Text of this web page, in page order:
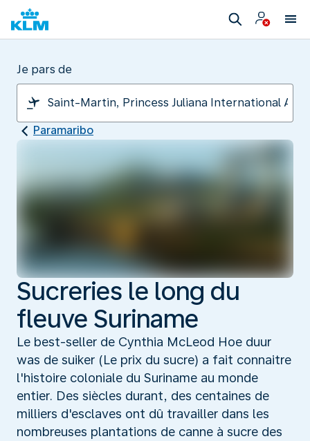
Je pars de
Paramaribo
Sucreries le long du
fleuve Suriname
Le best-seller de Cynthia McLeod Hoe duur
was de suiker (Le prix du sucre) a fait connaitre
l'histoire coloniale du Suriname au monde
entier. Des siècles durant, des centaines de
milliers d'esclaves ont dû travailler dans les
nombreuses plantations de canne à sucre des